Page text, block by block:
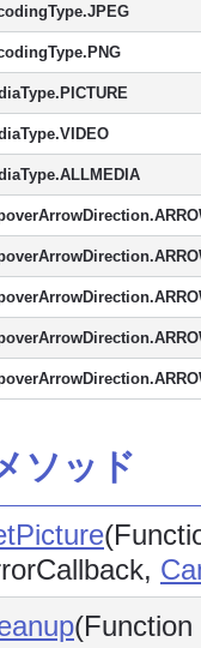
ソッド